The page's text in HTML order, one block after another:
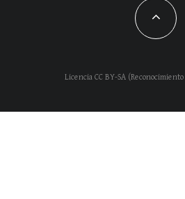
Licencia CC BY-SA